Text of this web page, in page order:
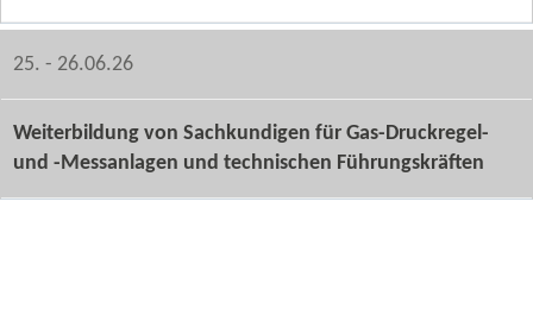
25. - 26.06.26
Weiterbildung von Sachkundigen für Gas-​Druckregel-
und -​Messanlagen und technischen Führungskräften